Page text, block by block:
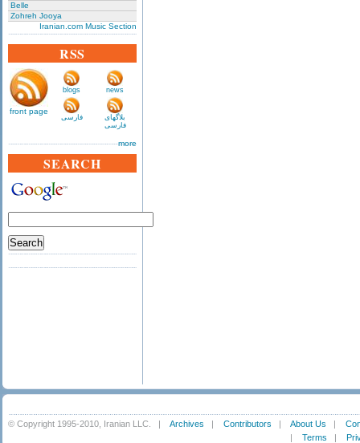
Belle
Zohreh Jooya
Iranian.com Music Section
RSS
front page
blogs news
فارسی
بلاگهای
فارسی
more
SEARCH
© Copyright 1995-2010, Iranian LLC. | Archives | Contributors | About Us |
| Terms |